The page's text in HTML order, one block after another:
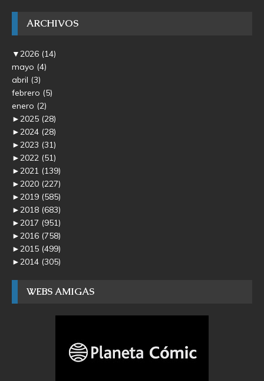
ARCHIVOS
▼2026 (14)
mayo (4)
abril (3)
febrero (5)
enero (2)
►2025 (28)
►2024 (28)
►2023 (31)
►2022 (51)
►2021 (139)
►2020 (227)
►2019 (585)
►2018 (683)
►2017 (951)
►2016 (758)
►2015 (499)
►2014 (305)
WEBS AMIGAS